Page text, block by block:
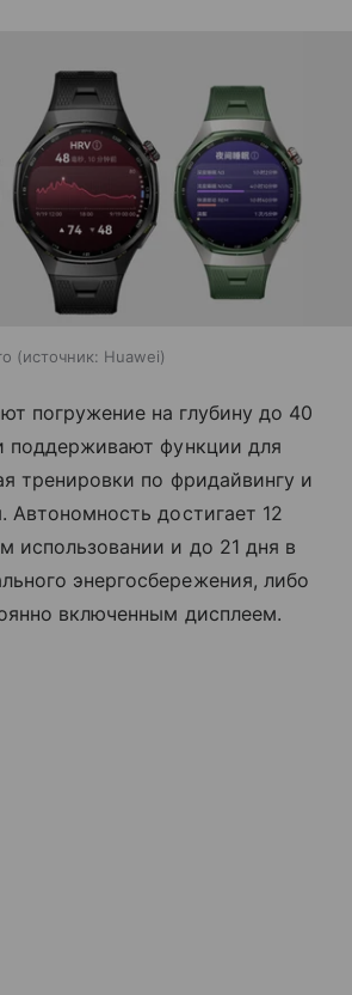
источник: Huawei
погружение на глубину до 40
поддерживают функции для
тренировки по фридайвингу и
Автономность достигает 12
использовании и до 21 дня в
энергосбережения, либо
включенным дисплеем.